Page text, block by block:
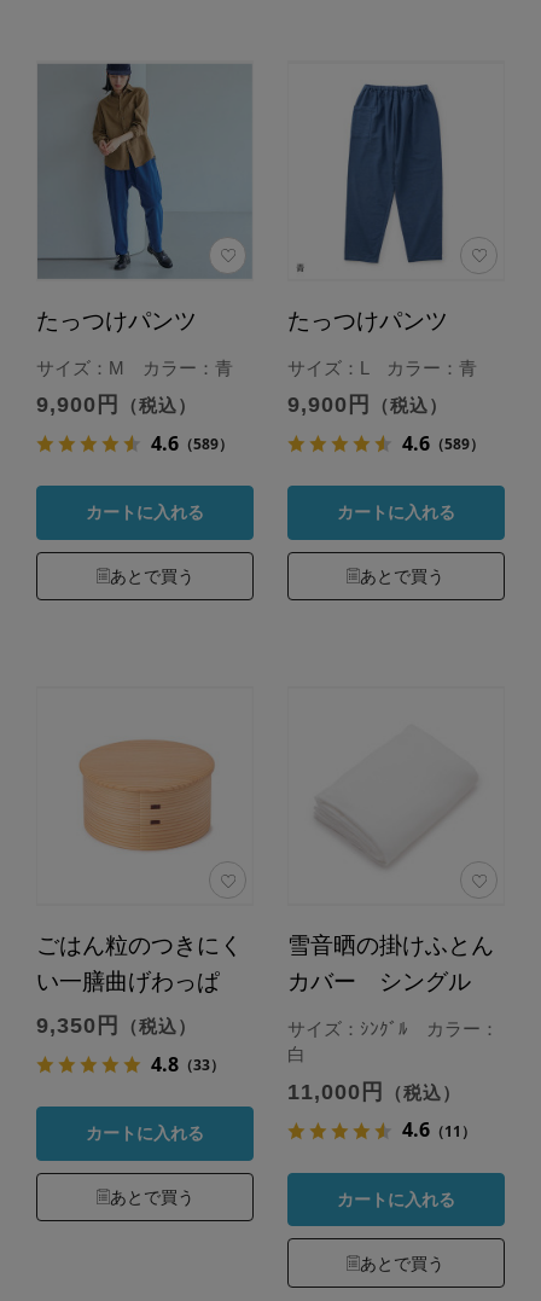
たっつけパンツ
サイズ：M カラー：青
9,900円 （税込）
4.6（589）
カートに入れる
あとで買う
たっつけパンツ
サイズ：L カラー：青
9,900円 （税込）
4.6（589）
カートに入れる
あとで買う
ごはん粒のつきにく
い一膳曲げわっぱ
9,350円 （税込）
4.8（33）
カートに入れる
あとで買う
雪音晒の掛けふとん
カバー シングル
サイズ：ｼﾝｸﾞﾙ カラー：
白
11,000円 （税込）
4.6（11）
カートに入れる
あとで買う